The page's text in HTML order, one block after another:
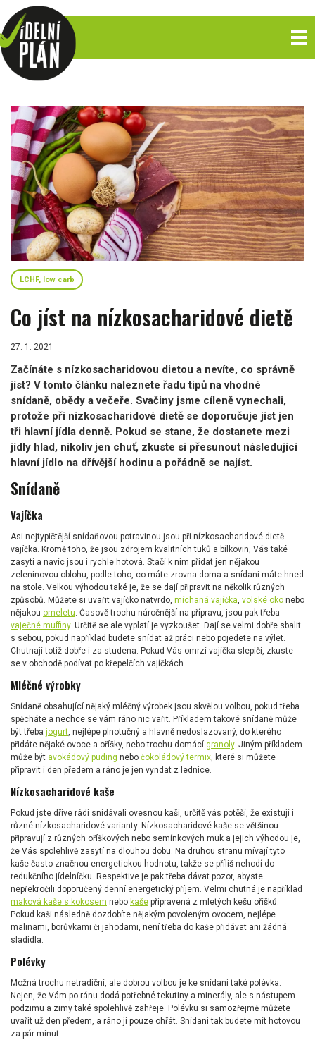
LCHF, low carb
Co jíst na nízkosacharidové dietě
27. 1. 2021
Začínáte s nízkosacharidovou dietou a nevíte, co správně
jíst? V tomto článku naleznete řadu tipů na vhodné
snídaně, obědy a večeře. Svačiny jsme cíleně vynechali,
protože při nízkosacharidové dietě se doporučuje jíst jen
tři hlavní jídla denně. Pokud se stane, že dostanete mezi
jídly hlad, nikoliv jen chuť, zkuste si přesunout následující
hlavní jídlo na dřívější hodinu a pořádně se najíst.
Snídaně
Vajíčka
Asi nejtypičtější snídaňovou potravinou jsou při nízkosacharidové dietě
vajíčka. Kromě toho, že jsou zdrojem kvalitních tuků a bílkovin, Vás také
zasytí a navíc jsou i rychle hotová. Stačí k nim přidat jen nějakou
zeleninovou oblohu, podle toho, co máte zrovna doma a snídani máte hned
na stole. Velkou výhodou také je, že se dají připravit na několik různých
způsobů. Můžete si uvařit vajíčko natvrdo, míchaná vajíčka, volské oko nebo
nějakou omeletu. Časově trochu náročnější na přípravu, jsou pak třeba
vaječné muffiny. Určitě se ale vyplatí je vyzkoušet. Dají se velmi dobře sbalit
s sebou, pokud například budete snídat až práci nebo pojedete na výlet.
Chutnají totiž dobře i za studena. Pokud Vás omrzí vajíčka slepičí, zkuste
se v obchodě podívat po křepelčích vajíčkách.
Mléčné výrobky
Snídaně obsahující nějaký mléčný výrobek jsou skvělou volbou, pokud třeba
spěcháte a nechce se vám ráno nic vařit. Příkladem takové snídaně může
být třeba jogurt, nejlépe plnotučný a hlavně nedoslazovaný, do kterého
přidáte nějaké ovoce a oříšky, nebo trochu domácí granoly. Jiným příkladem
může být avokádový puding nebo čokoládový termix, které si můžete
připravit i den předem a ráno je jen vyndat z lednice.
Nízkosacharidové kaše
Pokud jste dříve rádi snídávali ovesnou kaši, určitě vás potěší, že existují i
různé nízkosacharidové varianty. Nízkosacharidové kaše se většinou
připravují z různých oříškových nebo semínkových muk a jejich výhodou je,
že Vás spolehlivě zasytí na dlouhou dobu. Na druhou stranu mívají tyto
kaše často značnou energetickou hodnotu, takže se příliš nehodí do
redukčního jídelníčku. Respektive je pak třeba dávat pozor, abyste
nepřekročili doporučený denní energetický příjem. Velmi chutná je například
maková kaše s kokosem nebo kaše připravená z mletých kešu oříšků.
Pokud kaši následně dozdobíte nějakým povoleným ovocem, nejlépe
malinami, borůvkami či jahodami, není třeba do kaše přidávat ani žádná
sladidla.
Polévky
Možná trochu netradiční, ale dobrou volbou je ke snídani také polévka.
Nejen, že Vám po ránu dodá potřebné tekutiny a minerály, ale s nástupem
podzimu a zimy také spolehlivě zahřeje. Polévku si samozřejmě můžete
uvařit už den předem, a ráno ji pouze ohřát. Snídani tak budete mít hotovou
za pár minut.